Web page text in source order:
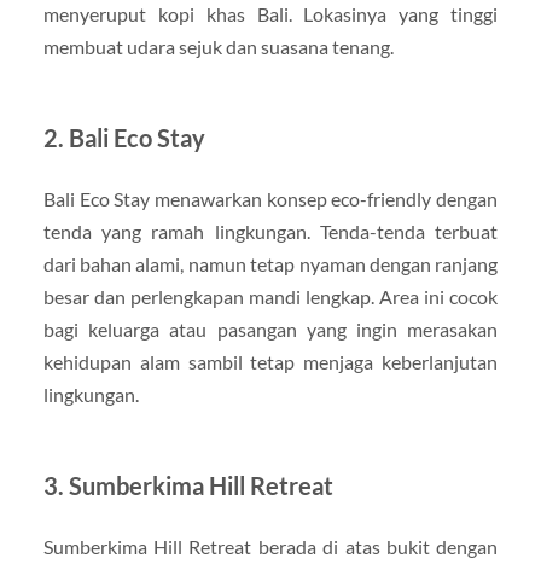
menyeruput kopi khas Bali. Lokasinya yang tinggi
membuat udara sejuk dan suasana tenang.
2. Bali Eco Stay
Bali Eco Stay menawarkan konsep eco-friendly dengan
tenda yang ramah lingkungan. Tenda-tenda terbuat
dari bahan alami, namun tetap nyaman dengan ranjang
besar dan perlengkapan mandi lengkap. Area ini cocok
bagi keluarga atau pasangan yang ingin merasakan
kehidupan alam sambil tetap menjaga keberlanjutan
lingkungan.
3. Sumberkima Hill Retreat
Sumberkima Hill Retreat berada di atas bukit dengan